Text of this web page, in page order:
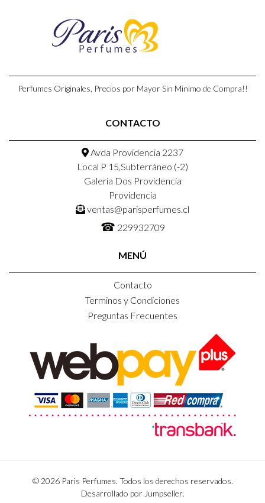
Perfumes Originales, Precios por Mayor Sin Minimo de Compra!!
CONTACTO
Avda Providencia 2237
Local P 15,Subterráneo (-2)
Galeria Dos Providencia
Providencia
ventas@parisperfumes.cl
☎ 229932709
MENÚ
Contacto
Terminos y Condiciones
Preguntas Frecuentes
© 2026 Paris Perfumes. Todos los derechos reservados.
Desarrollado por Jumpseller.